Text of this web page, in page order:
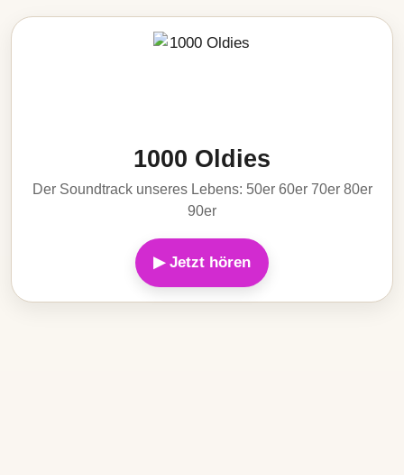
1000 Oldies
Der Soundtrack unseres Lebens: 50er 60er 70er 80er
90er
▶ Jetzt hören